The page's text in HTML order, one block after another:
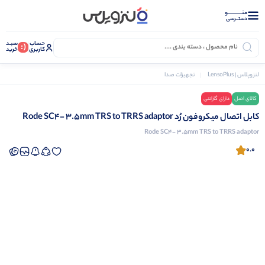
منــــــــــــو
دستــرسی
حساب
کاربری (: سبـد
خرید
لنزوپلاس | LensoPlus تجهیزات صدا
کالای اصل دارای گارانتی
کابل اتصال میکروفون رُد Rode SC4- 3.5mm TRS to TRRS adaptor
Rode SC4- 3.5mm TRS to TRRS adaptor
0.0